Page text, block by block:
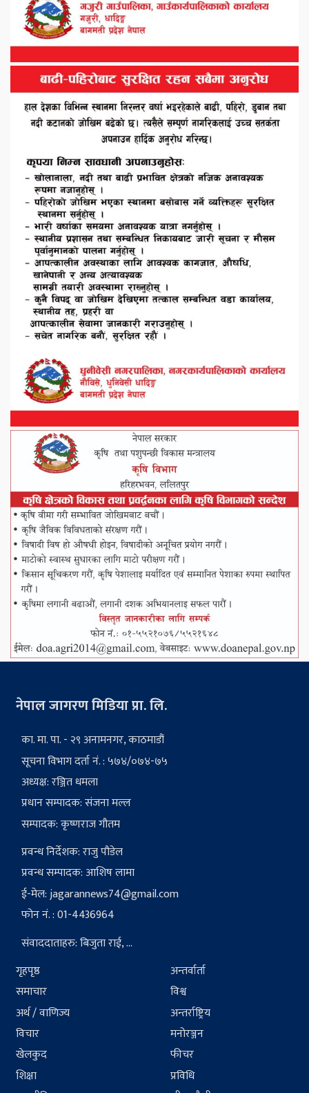
नेपाल जागरण मिडिया प्रा. लि.
का. मा. पा. - २९ अनामनगर, काठमाडौं
सूचना विभाग दर्ता नं. : ५७४/०७४-७५
अध्यक्ष: रञ्जित धमला
प्रधान सम्पादक: संजना मल्ल
सम्पादक: कृष्णराज गौतम
प्रवन्ध निर्देशक: राजु पौडेल
प्रवन्ध सम्पादक: आशिष लामा
ई-मेल:jagarannews74@gmail.com
फोन नं. : 01-4436964
संवाददाताहरु: बिजुता राई, ...
गृहपृष्ठ
समाचार
अर्थ / वाणिज्य
विचार
खेलकुद
शिक्षा
अन्तर्वार्ता
विश्व
अन्तर्राष्ट्रिय
मनोरञ्जन
फीचर
प्रविधि